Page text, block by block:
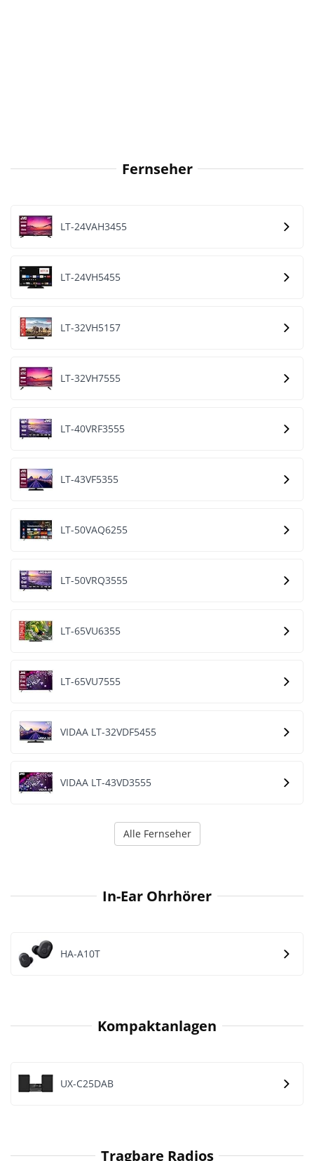
Fernseher
LT-24VAH3455
LT-24VH5455
LT-32VH5157
LT-32VH7555
LT-40VRF3555
LT-43VF5355
LT-50VAQ6255
LT-50VRQ3555
LT-65VU6355
LT-65VU7555
VIDAA LT-32VDF5455
VIDAA LT-43VD3555
Alle Fernseher
In-Ear Ohrhörer
HA-A10T
Kompaktanlagen
UX-C25DAB
Tragbare Radios